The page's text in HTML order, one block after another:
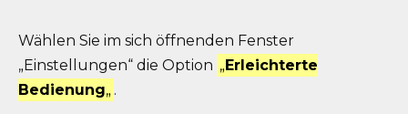
Wählen Sie im sich öffnenden Fenster
„Einstellungen“ die Option „Erleichterte
Bedienung„ .